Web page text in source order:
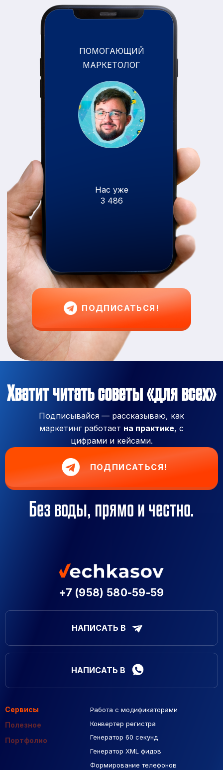
ПОДПИСАТЬСЯ!
Нас уже
3 486
ПОМОГАЮЩИЙ
МАРКЕТОЛОГ
Хватит читать советы «для всех»
Подписывайся — рассказываю, как
маркетинг работает на практике, с
цифрами и кейсами.
ПОДПИСАТЬСЯ!
Без воды, прямо и честно.
+7 (958) 580-59-59
НАПИСАТЬ В
НАПИСАТЬ В
Сервисы
Полезное
Портфолио
Работа с модификаторами
Конвертер регистра
Генератор 60 секунд
Генератор XML фидов
Формирование телефонов
Подборка сайтов
Макеты Figma
База Яндекс Карты
РСЯ площадки
Созданные сайты
Контекстная реклама